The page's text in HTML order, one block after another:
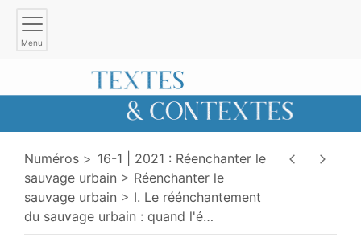
Menu
Numéros
16-1 | 2021 : Réenchanter le
sauvage urbain
Réenchanter le
sauvage urbain
I. Le réénchantement
du sauvage urbain : quand l'é…